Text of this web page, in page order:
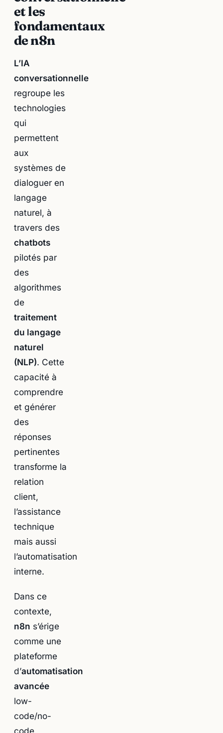
et les
fondamentaux
de n8n
L’IA
conversationnelle
regroupe les
technologies
qui
permettent
aux
systèmes de
dialoguer en
langage
naturel, à
travers des
chatbots
pilotés par
des
algorithmes
de
traitement
du langage
naturel
(NLP). Cette
capacité à
comprendre
et générer
des
réponses
pertinentes
transforme la
relation
client,
l’assistance
technique
mais aussi
l’automatisation
interne.
Dans ce
contexte,
n8n s’érige
comme une
plateforme
d’automatisation
avancée
low-
code/no-
code,